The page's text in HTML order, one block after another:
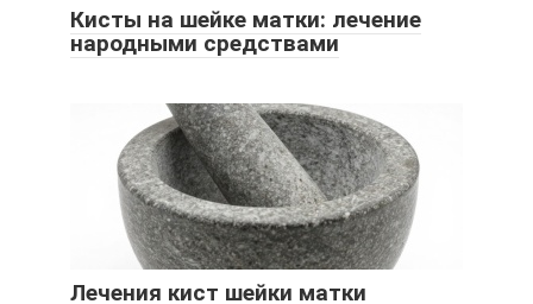
Кисты на шейке матки: лечение
народными средствами
Лечения кист шейки матки